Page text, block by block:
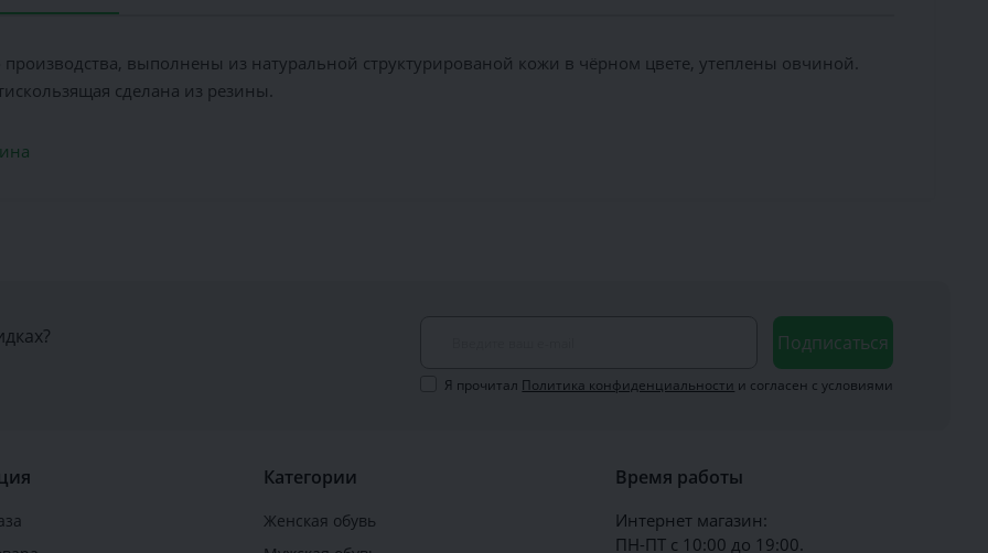
выполнены из натуральной структурированой кожи в чёрном цвете, утеплены овчиной.
сделана из резины.
Подписаться
Я прочитал Политика конфиденциальности и согласен с условиями
Категории
Женская обувь
Время работы
Интернет магазин:
ПН-ПТ с 10:00 до 19:00.